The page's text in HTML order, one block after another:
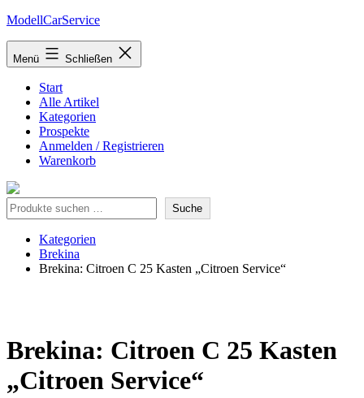
Zum
springen
ModellCarService
Menü Schließen
Start
Alle Artikel
Kategorien
Prospekte
Anmelden / Registrieren
Warenkorb
Suche Suche
Kategorien
Brekina
Brekina: Citroen C 25 Kasten „Citroen Service“
Brekina: Citroen C 25 Kasten
„Citroen Service“